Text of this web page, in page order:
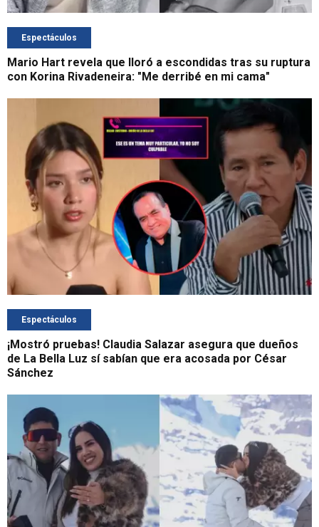
Espectáculos
Mario Hart revela que lloró a escondidas tras su ruptura
con Korina Rivadeneira: "Me derribé en mi cama"
Espectáculos
¡Mostró pruebas! Claudia Salazar asegura que dueños
de La Bella Luz sí sabían que era acosada por César
Sánchez